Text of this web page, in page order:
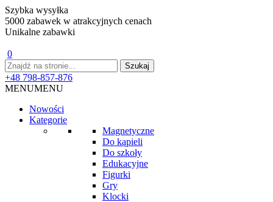
Szybka wysyłka
5000 zabawek w atrakcyjnych cenach
Unikalne zabawki
0
+48 798-857-876
MENUMENU
Nowości
Kategorie
Magnetyczne
Do kąpieli
Do szkoły
Edukacyjne
Figurki
Gry
Klocki